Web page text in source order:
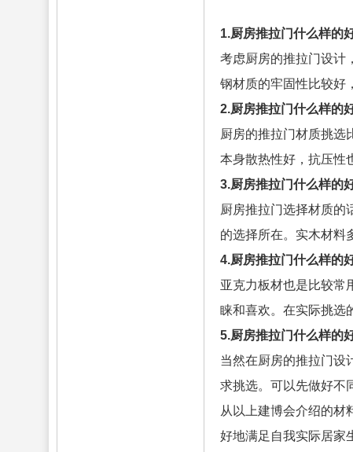
1.厨房推拉门什么样
考虑厨房的推拉门设计
钢材质的牢固性比较好
2.厨房推拉门什么样
厨房的推拉门材质挑选
本身散热性好，抗压性
3.厨房推拉门什么样
厨房推拉门选择材质的
的选择所在。实木材料
4.厨房推拉门什么样
亚克力板材也是比较常
睐和喜欢。在实际挑选
5.厨房推拉门什么样
当然在厨房的推拉门设
求挑选。可以先做好不
从以上建博会介绍的材
好地满足自我实际居家